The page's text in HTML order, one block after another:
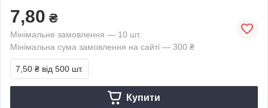
7,80 ₴
Мінімальне замовлення — 10 шт.
Мінімальна сума замовлення на сайті — 300 ₴
7,50 ₴ від 500 шт.
Купити